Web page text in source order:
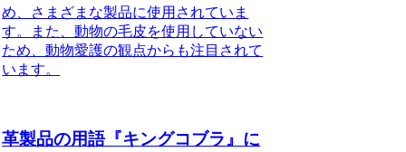
め、さまざまな製品に使用されていま
す。また、動物の毛皮を使用していない
ため、動物愛護の観点からも注目されて
います。
革製品の用語『キングコブラ』に